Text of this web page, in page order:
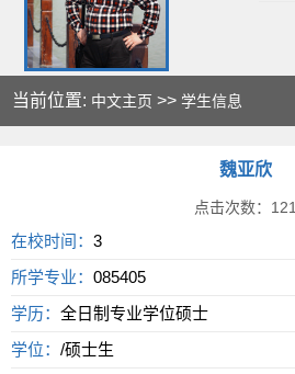
当前位置: 中文主页 >>学生信息
魏亚欣
点击次数： 121
在校时间：3
所学专业：085405
学历：全日制专业学位硕士
学位：/硕士生